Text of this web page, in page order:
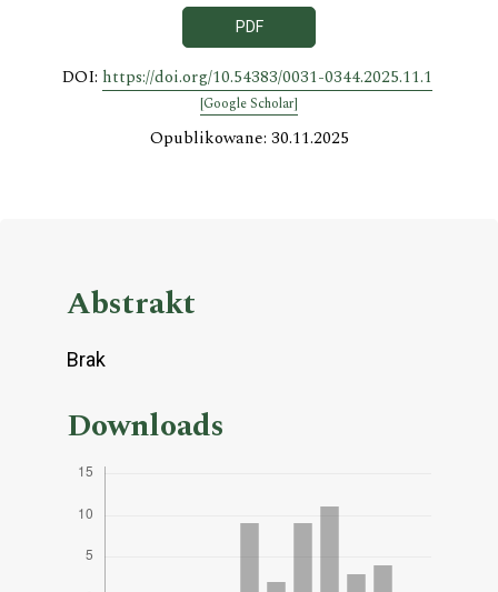
PDF
DOI: https://doi.org/10.54383/0031-0344.2025.11.1
[Google Scholar]
Opublikowane: 30.11.2025
Abstrakt
Brak
Downloads